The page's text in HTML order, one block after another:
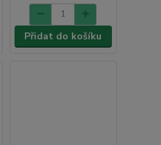
Přidat do košíku